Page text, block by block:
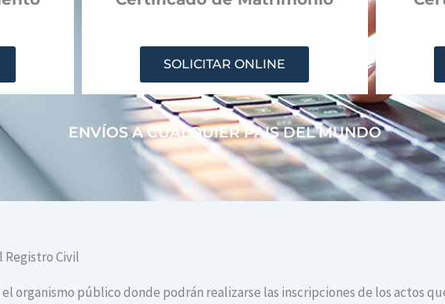
SOLICITAR ONLINE
ENVÍOS A CUALQUIER PAIS DEL MUNDO
Civil
organismo público donde podrán realizarse las inscripciones de los actos